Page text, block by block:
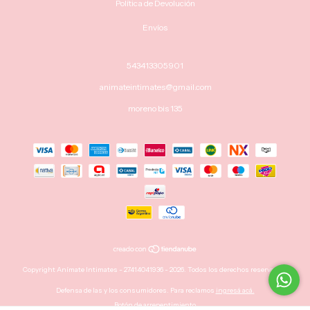
Política de Devolución
Envíos
543413305901
animateintimates@gmail.com
moreno bis 135
Copyright Anímate Intimates - 27414041936 - 2026. Todos los derechos reservados.
Defensa de las y los consumidores. Para reclamos ingresá acá.
Botón de arrepentimiento